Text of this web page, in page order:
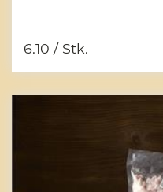
6.10 / Stk.